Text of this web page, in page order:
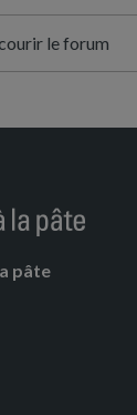
le forum
pâte